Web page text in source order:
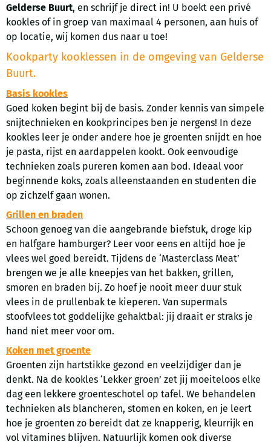
Gelderse Buurt, en schrijf je direct in! U boekt een privé
kookles of in groep van maximaal 4 personen, aan huis of
op locatie, wij komen dus naar u toe!
Kookparty kooklessen in de omgeving van Gelderse
Buurt.
Basis kookles
Goed koken begint bij de basis. Zonder kennis van simpele
snijtechnieken en kookprincipes ben je nergens! In deze
kookles leer je onder andere hoe je groenten snijdt en hoe
je pasta, rijst en aardappelen kookt. Ook eenvoudige
technieken zoals pureren komen aan bod. Ideaal voor
beginnende koks, zoals alleenstaanden en studenten die
op zichzelf gaan wonen.
Grillen en braden
Schoon genoeg van die aangebrande biefstuk, droge kip
en halfgare hamburger? Leer voor eens en altijd hoe je
vlees wel goed bereidt. Tijdens de ‘Masterclass Meat’
brengen we je alle kneepjes van het bakken, grillen,
smoren en braden bij. Zo hoef je nooit meer duur stuk
vlees in de prullenbak te kieperen. Van supermals
stoofvlees tot goddelijke gehaktbal: jij draait er straks je
hand niet meer voor om.
Koken met groente
Groenten zijn hartstikke gezond en veelzijdiger dan je
denkt. Na de kookles ‘Lekker groen’ zet jij moeiteloos elke
dag een lekkere groenteschotel op tafel. We behandelen
technieken als blancheren, stomen en koken, en je leert
hoe je groenten zo bereidt dat ze knapperig, kleurrijk en
vol vitamines blijven. Natuurlijk komen ook diverse